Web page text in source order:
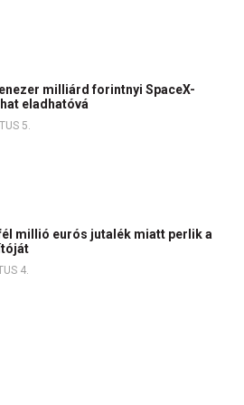
milliárd forintnyi SpaceX-
eladhatóvá
5.
millió eurós jutalék miatt perlik a
4.